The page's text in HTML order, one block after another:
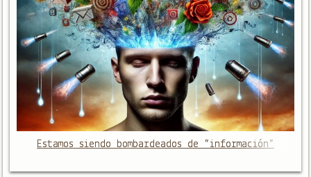
Estamos siendo bombardeados de “información”